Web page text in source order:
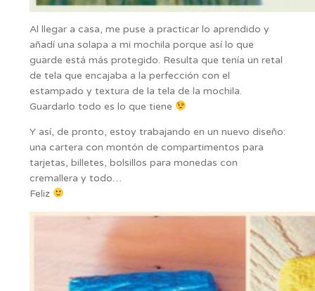
Al llegar a casa, me puse a practicar lo aprendido y
añadí una solapa a mi mochila porque así lo que
guarde está más protegido. Resulta que tenía un retal
de tela que encajaba a la perfección con el
estampado y textura de la tela de la mochila.
Guardarlo todo es lo que tiene
Y así, de pronto, estoy trabajando en un nuevo diseño:
una cartera con montón de compartimentos para
tarjetas, billetes, bolsillos para monedas con
cremallera y todo…
Feliz